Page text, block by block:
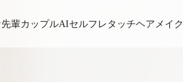
先輩カップルAIセルフレタッチヘアメイク